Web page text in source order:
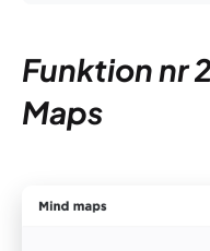
Funktion nr
Maps